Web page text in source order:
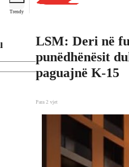
Trendy
LSM: Deri në
punëdhënësit
paguajnë K-15
Para 2 vjet